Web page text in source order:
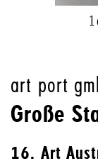
art port
Große
16. Art